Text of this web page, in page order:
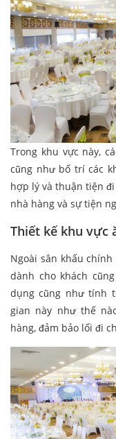
Trong khu vực này,
cũng như bố trí các
hợp lý và thuận tiện
nhà hàng và sự tiện
Thiết kế khu vực
Ngoài sân khấu
dành cho khách
dụng cũng như tính
gian này như thế
hàng, đảm bảo lối đi